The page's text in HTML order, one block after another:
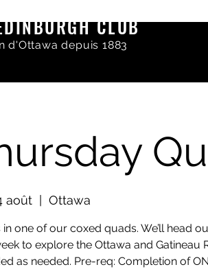
CLUB
d'Ottawa depuis 1883
août
  |
Ottawa
in one of our coxed quads. We’ll head
to explore the Ottawa and Gatineau
as needed. Pre-req: Completion of